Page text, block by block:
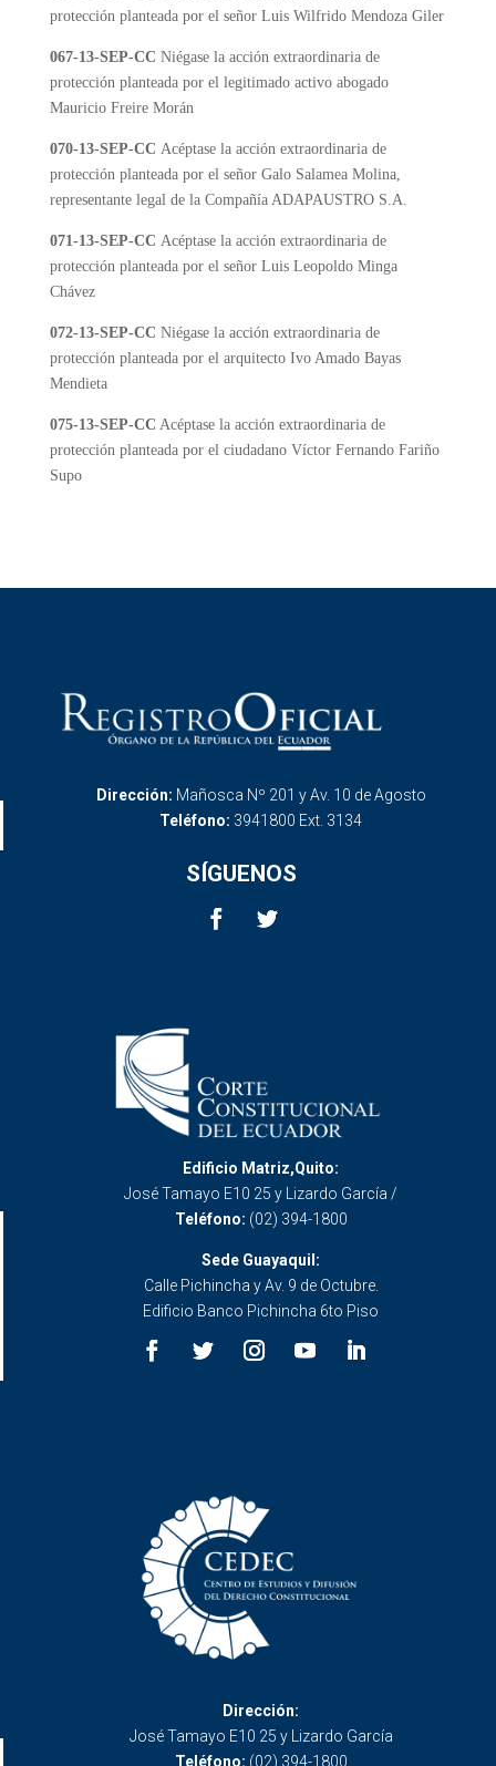
protección planteada por el señor Luis Wilfrido Mendoza Giler
067-13-SEP-CC Niégase la acción extraordinaria de
protección planteada por el legitimado activo abogado
Mauricio Freire Morán
070-13-SEP-CC Acéptase la acción extraordinaria de
protección planteada por el señor Galo Salamea Molina,
representante legal de la Compañía ADAPAUSTRO S.A.
071-13-SEP-CC Acéptase la acción extraordinaria de
protección planteada por el señor Luis Leopoldo Minga
Chávez
072-13-SEP-CC Niégase la acción extraordinaria de
protección planteada por el arquitecto Ivo Amado Bayas
Mendieta
075-13-SEP-CC Acéptase la acción extraordinaria de
protección planteada por el ciudadano Víctor Fernando Fariño
Supo
Dirección: Mañosca Nº 201 y Av. 10 de Agosto
Teléfono: 3941800 Ext. 3134
SÍGUENOS
Edificio Matriz,Quito:
José Tamayo E10 25 y Lizardo García /
Teléfono: (02) 394-1800
Sede Guayaquil:
Calle Pichincha y Av. 9 de Octubre.
Edificio Banco Pichincha 6to Piso
Dirección:
José Tamayo E10 25 y Lizardo García
Teléfono: (02) 394-1800